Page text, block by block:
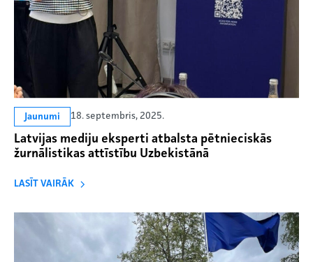
Jaunumi 18. septembris, 2025.
Latvijas mediju eksperti atbalsta pētnieciskās
žurnālistikas attīstību Uzbekistānā
LASĪT VAIRĀK